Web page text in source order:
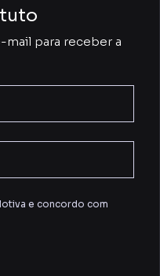
mail para receber a
e concordo com